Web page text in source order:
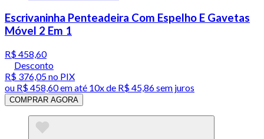
Escrivaninha Penteadeira Com Espelho E Gavetas
Móvel 2 Em 1
R$ 458,60
Desconto
R$ 376,05no PIX
ou R$ 458,60em até 10x de R$ 45,86 sem juros
COMPRAR AGORA